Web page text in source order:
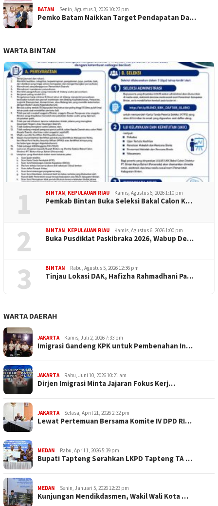
BATAM Senin, Agustus 3, 2026 10:23 pm
Pemko Batam Naikkan Target Pendapatan Da…
WARTA BINTAN
1 BINTAN, KEPULAUAN RIAU Kamis, Agustus 6, 2026 1:10 pm
Pemkab Bintan Buka Seleksi Bakal Calon K…
2 BINTAN, KEPULAUAN RIAU Kamis, Agustus 6, 2026 1:00 pm
Buka Pusdiklat Paskibraka 2026, Wabup De…
3 BINTAN Rabu, Agustus 5, 2026 12:36 pm
Tinjau Lokasi DAK, Hafizha Rahmadhani Pa…
WARTA DAERAH
JAKARTA Kamis, Juli 2, 2026 7:33 pm
Imigrasi Gandeng KPK untuk Pembenahan In…
JAKARTA Rabu, Juni 10, 2026 10:21 am
Dirjen Imigrasi Minta Jajaran Fokus Kerj…
JAKARTA Selasa, April 21, 2026 2:32 pm
Lewat Pertemuan Bersama Komite IV DPD RI…
MEDAN Rabu, April 1, 2026 5:39 pm
Bupati Tapteng Serahkan LKPD Tapteng TA …
MEDAN Senin, Januari 5, 2026 12:23 pm
Kunjungan Mendikdasmen, Wakil Wali Kota …